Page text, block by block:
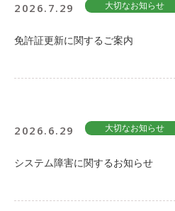
2026.7.29 大切なお知らせ
免許証更新に関するご案内
2026.6.29 大切なお知らせ
システム障害に関するお知らせ